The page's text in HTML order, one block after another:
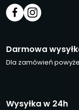
Darmowa
Dla zamówień
Wysyłka w 24h